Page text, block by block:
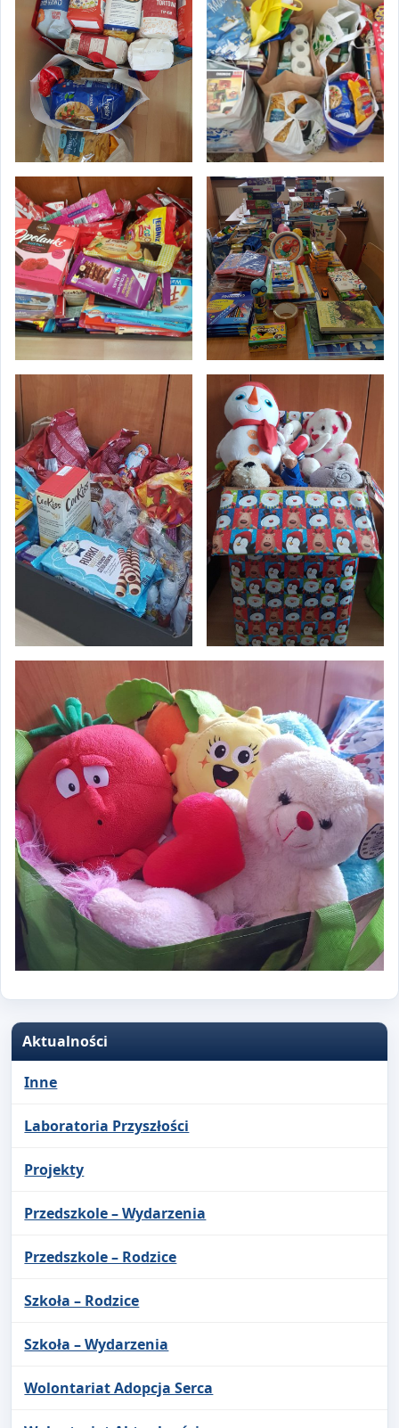
Aktualności
Inne
Laboratoria Przyszłości
Projekty
Przedszkole – Wydarzenia
Przedszkole – Rodzice
Szkoła – Rodzice
Szkoła – Wydarzenia
Wolontariat Adopcja Serca